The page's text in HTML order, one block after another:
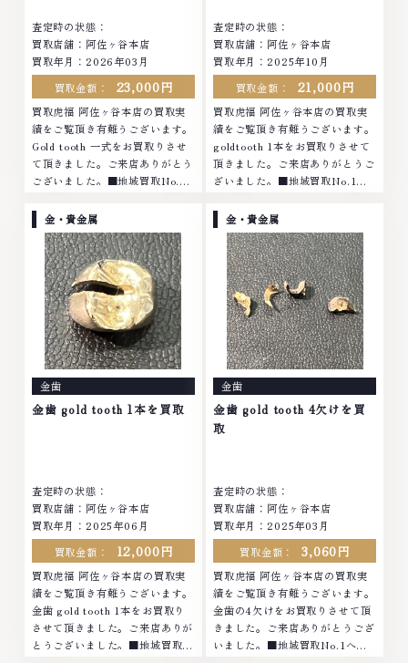
査定時の状態：
買取店舗：阿佐ヶ谷本店
買取年月：2026年03月
買取金額：
23,000円
買取虎福 阿佐ヶ谷本店の買取実
績をご覧頂き有難うございます。
Gold tooth 一式をお買取りさせ
て頂きました。ご来店ありがとう
ございました。■地域買取No.1
ブランド品 ブランド衣類 お酒買
取りのことなら、お任せください
なかでも金・プラチナ等のアクセ
サリー・貴金属・宝石・ダイヤモ
ンド・ジュエリーや ブランド
品・時計等は特に自信を持って、
高額査定を実現しております。
古くて使わなくなってしまったア
クセサリー、動かなくなってしま
った腕時計、多くのお品物の高価
買取りを実現しており、他店では
お値段の付かなかったお品物で
査定時の状態：
買取店舗：阿佐ヶ谷本店
買取年月：2025年10月
買取金額：
21,000円
買取虎福 阿佐ヶ谷本店の買取実
績をご覧頂き有難うございます。
goldtooth 1本をお買取りさせて
頂きました。ご来店ありがとうご
ざいました。■地域買取No.1へ
ランド品 ブランド衣類 お酒買取
りのことなら、お任せくださいな
かでも金・プラチナ等のアクセサ
リー・貴金属・宝石・ダイヤモン
ド・ジュエリーや ブランド品・
時計等は特に自信を持って、高額
査定を実現しております。 古く
て使わなくなってしまったアクセ
サリー、動かなくなってしまった
腕時計、多くのお品物の高価買取
りを実現しており、他店ではお値
段の付かなかったお品物でも、一
点一点丁寧に無料で査定します。
金・貴金属
金歯
金歯 gold tooth 1本を買取
査定時の状態：
買取店舗：阿佐ヶ谷本店
買取年月：2025年06月
買取金額：
12,000円
買取虎福 阿佐ヶ谷本店の買取実
績をご覧頂き有難うございます。
金歯 gold tooth 1本をお買取り
させて頂きました。ご来店ありが
とうございました。■地域買取
金・貴金属
金歯
金歯 gold tooth 4欠けを買
取
査定時の状態：
買取店舗：阿佐ヶ谷本店
買取年月：2025年03月
買取金額：
3,060円
買取虎福 阿佐ヶ谷本店の買取実
績をご覧頂き有難うございます。
金歯の4欠けをお買取りさせて頂
きました。ご来店ありがとうござ
いました。■地域買取No.1へ挑